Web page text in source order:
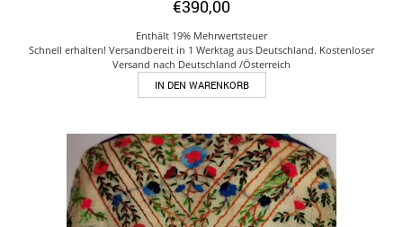
€390,00
Enthält 19% Mehrwertsteuer
Schnell erhalten! Versandbereit in 1 Werktag aus Deutschland. Kostenloser
Versand nach Deutschland /Österreich
IN DEN WARENKORB